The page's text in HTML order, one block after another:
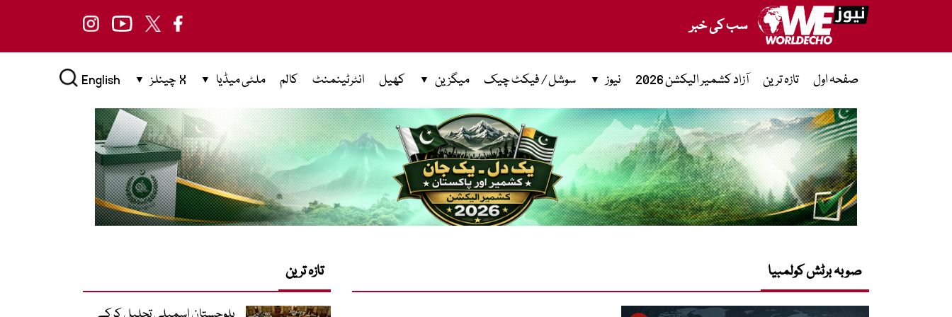
سب کی خبر
صفحہ اول تازہ ترین آزاد کشمیر الیکشن 2026 نیوز سوشل / فیکٹ چیک میگزین کھیل انٹرٹینمنٹ کالم ملٹی میڈیا X چینلز English
صوبہ برٹش کولمبیا تازہ ترین